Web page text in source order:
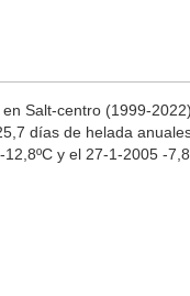
Salt-centro (1999-
días de helada
y el 27-1-2005 -